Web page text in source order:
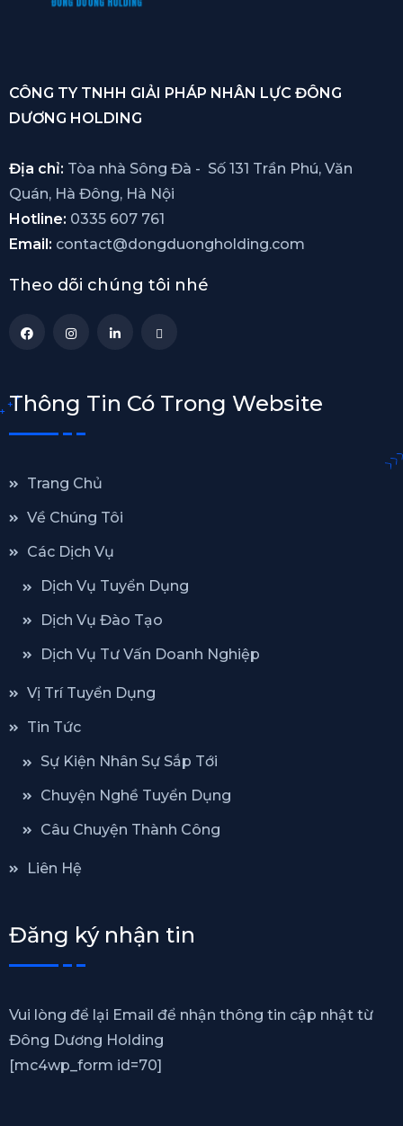
CÔNG TY TNHH GIẢI PHÁP NHÂN LỰC ĐÔNG
DƯƠNG HOLDING
Địa chỉ: Tòa nhà Sông Đà - Số 131 Trần Phú, Văn
Quán, Hà Đông, Hà Nội
Hotline: 0335 607 761
Email: contact@dongduongholding.com
Theo dõi chúng tôi nhé
Thông Tin Có Trong Website
Trang Chủ
Về Chúng Tôi
Các Dịch Vụ
Dịch Vụ Tuyển Dụng
Dịch Vụ Đào Tạo
Dịch Vụ Tư Vấn Doanh Nghiệp
Vị Trí Tuyển Dụng
Tin Tức
Sự Kiện Nhân Sự Sắp Tới
Chuyện Nghề Tuyển Dụng
Câu Chuyện Thành Công
Liên Hệ
Đăng ký nhận tin
Vui lòng để lại Email để nhận thông tin cập nhật từ
Đông Dương Holding
[mc4wp_form id=70]